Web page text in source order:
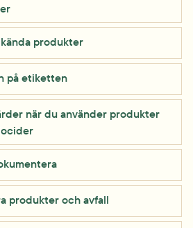
produkter
på etiketten
när du använder produkter
produkter och avfall